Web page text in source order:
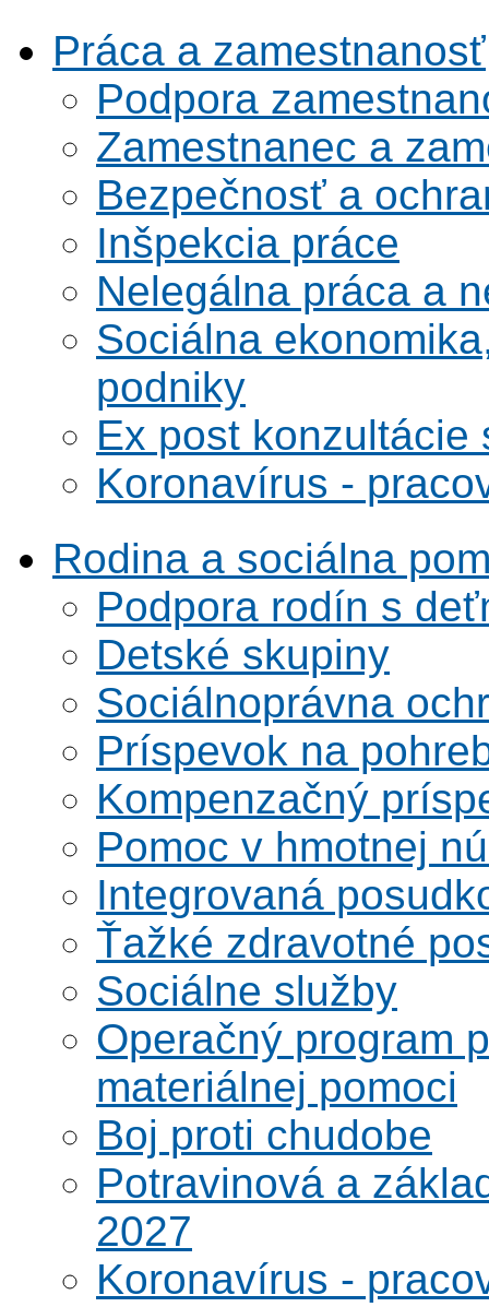
Práca a zamestnanosť
Podpora
Zamestnanec a
Bezpečnosť a
Inšpekcia práce
Nelegálna práca a
Sociálna
podniky
Ex post
Koronavírus -
Rodina a sociálna
Podpora rodín s
Detské skupiny
Sociálnoprávna
Príspevok na
Kompenzačný
Pomoc v hmotnej
Integrovaná
Ťažké zdravotné
Sociálne služby
Operačný program
materiálnej pomoci
Boj proti chudobe
Potravinová a
2027
Koronavírus -